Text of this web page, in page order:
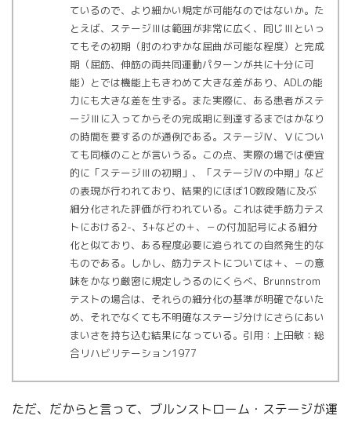
ているので、より細かい規定が可能なのではないか。た
とえば、ステージⅢは範囲が非常に広く、同じⅢといっ
てもその初期（肘のわずかな屈曲が可能な程度）と完成
期（屈筋、伸筋の両共同運動パターンが共に十分に可
能）とでは機能上もきわめて大きな差があり、ADLの能
力にも大きな差を生ずる。また実際に、ある患者がステ
ージⅢに入ってからその完成期に到達するまではかなり
の時間を要するのが通例である。ステージⅣ、Ⅴについ
ても同様のことが言いうる。この点、実際の場では便宜
的に「ステージⅢの初期」、「ステージⅣの中期」など
の表現が行われており、結果的にほぼ10数段階に及ぶ
細分化された評価が行われている。これは徒手筋力テス
トにおける2-、3+などの＋、－の付加記号による細分
化と似ており、ある程度必要に追られての自然発生的な
ものである。しかし、筋力テストについては＋、－の意
味をかなり厳密に規定しうるのにくらべ、Brunnstrom
テストの場合は、それらの細分化の基準が明確でないた
め、それでなくても不明確なステージ分けにさらにあい
まいさを持ち込む結果になっている。引用：上田敏：総
合リハビリテーション1977
ただ、だからと言って、ブルンストローム・ステージが運